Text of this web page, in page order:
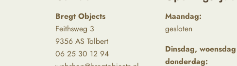
Bregt Objects
Feithsweg 3
9356 AS Tolbert
06 25 30 12 94
Maandag:
gesloten
Dinsdag,
donderdag: